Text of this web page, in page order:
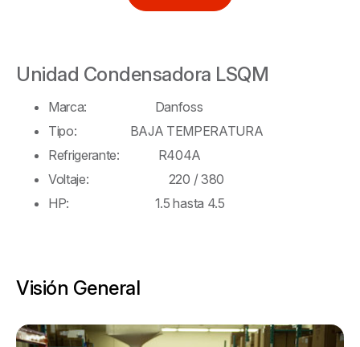
Unidad Condensadora LSQM
Marca: Danfoss
Tipo: BAJA TEMPERATURA
Refrigerante: R404A
Voltaje: 220 / 380
HP: 1.5 hasta 4.5
Visión General